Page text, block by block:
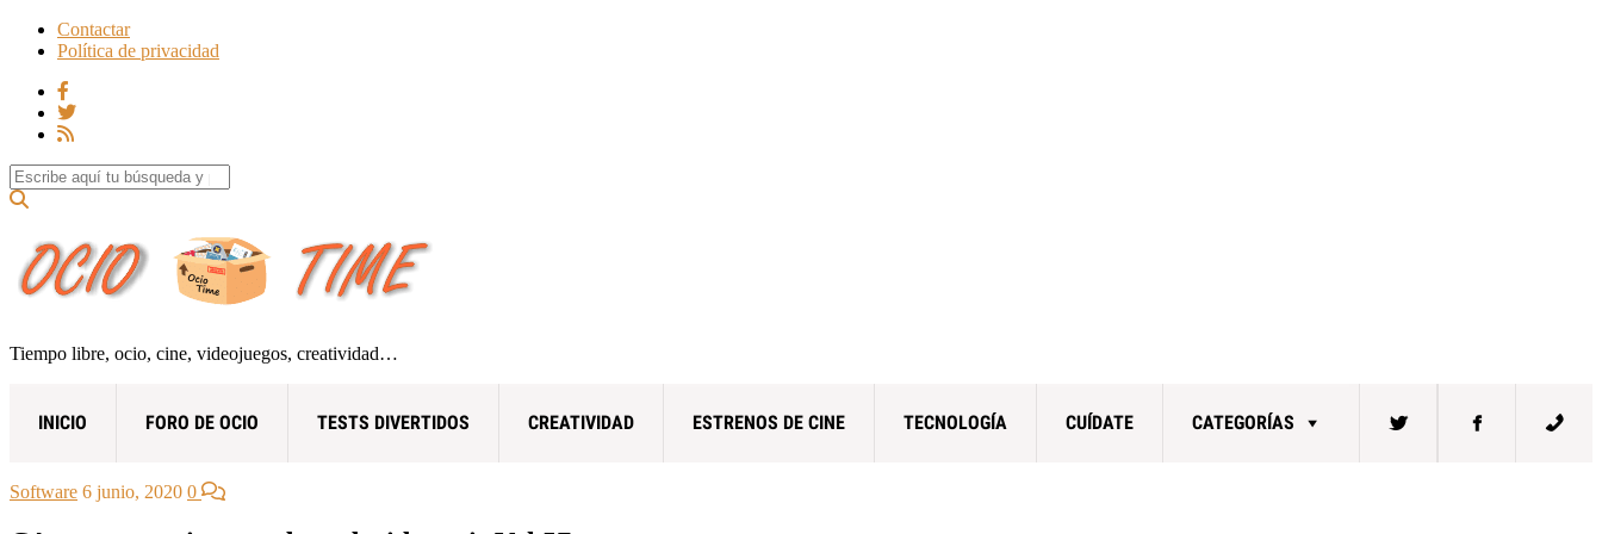
Contactar
Política de privacidad
Search for:
Tiempo libre, ocio, cine, videojuegos, creatividad…
INICIO FORO DE OCIO TESTS DIVERTIDOS CREATIVIDAD ESTRENOS DE CINE TECNOLOGÍA CUÍDATE CATEGORÍAS
Software 6 junio, 2020 0